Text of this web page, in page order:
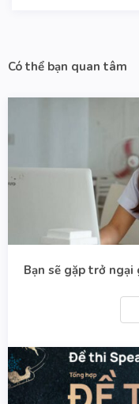
Có thể bạn quan tâm
Bạn sẽ gặp trở